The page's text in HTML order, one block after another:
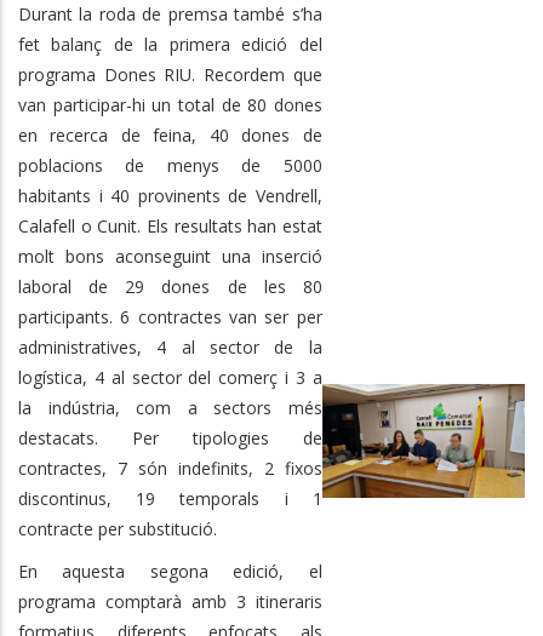
Durant la roda de premsa també s’ha
fet balanç de la primera edició del
programa Dones RIU. Recordem que
van participar-hi un total de 80 dones
en recerca de feina, 40 dones de
poblacions de menys de 5000
habitants i 40 provinents de Vendrell,
Calafell o Cunit. Els resultats han estat
molt bons aconseguint una inserció
laboral de 29 dones de les 80
participants. 6 contractes van ser per
administratives, 4 al sector de la
logística, 4 al sector del comerç i 3 a
la indústria, com a sectors més
destacats. Per tipologies de
contractes, 7 són indefinits, 2 fixos
discontinus, 19 temporals i 1
contracte per substitució.
En aquesta segona edició, el
programa comptarà amb 3 itineraris